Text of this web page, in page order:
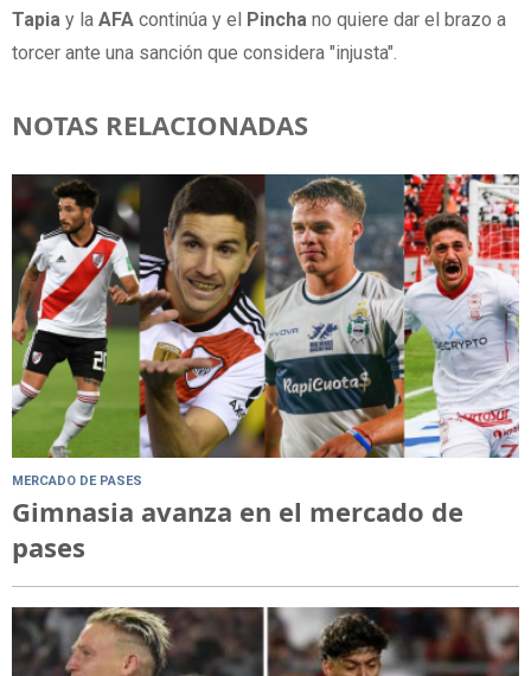
Tapia y la AFA continúa y el Pincha no quiere dar el brazo a
torcer ante una sanción que considera "injusta".
NOTAS RELACIONADAS
MERCADO DE PASES
Gimnasia avanza en el mercado de
pases